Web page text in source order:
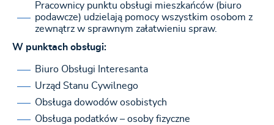
Pracownicy punktu obsługi mieszkańców (biuro
podawcze) udzielają pomocy wszystkim osobom z
zewnątrz w sprawnym załatwieniu spraw.
W punktach obsługi:
Biuro Obsługi Interesanta
Urząd Stanu Cywilnego
Obsługa dowodów osobistych
Obsługa podatków – osoby fizyczne